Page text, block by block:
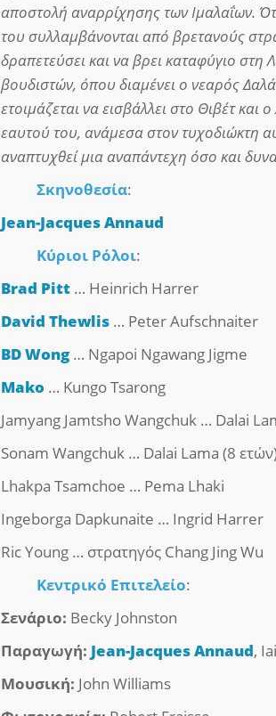
αποστολή αναρρίχησης των Ιμαλαΐων.
του συλλαμβάνονται από βρετανούς
δραπετεύσει και να βρει καταφύγιο
βουδιστών, όπου διαμένει ο νεαρός
ετοιμάζεται να εισβάλλει στο Θιβέτ και
εαυτού του, ανάμεσα στον τυχοδιώκτη
αναπτυχθεί μια αναπάντεχη όσο και
Σκηνοθεσία:
Jean-Jacques Annaud
Κύριοι Ρόλοι:
Brad Pitt … Heinrich Harrer
David Thewlis … Peter Aufschnaiter
BD Wong … Ngapoi Ngawang Jigme
Mako … Kungo Tsarong
Jamyang Jamtsho Wangchuk … Dalai
Sonam Wangchuk … Dalai Lama (8
Lhakpa Tsamchoe … Pema Lhaki
Ingeborga Dapkunaite … Ingrid Harrer
Ric Young … στρατηγός Chang Jing Wu
Κεντρικό Επιτελείο:
Σενάριο: Becky Johnston
Παραγωγή: Jean-Jacques Annaud,
Μουσική: John Williams